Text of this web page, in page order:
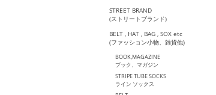
STREET BRAND
(ストリートブランド)
BELT , HAT , BAG , SOX etc
(ファッション小物、雑貨他)
BOOK,MAGAZINE
ブック、マガジン
STRIPE TUBE SOCKS
ライン ソックス